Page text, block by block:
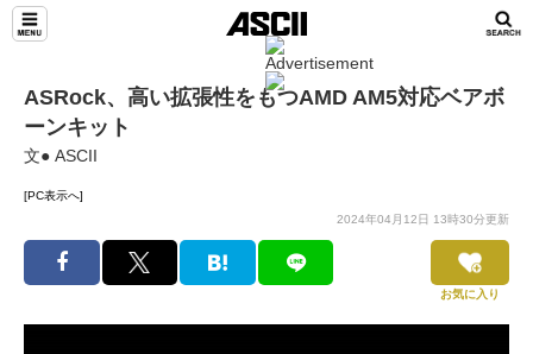
ASRock、高い拡張性をもつAMD AM5対応ベアボ
ーンキット
文● ASCII
[PC表示へ]
2024年04月12日 13時30分更新
お気に入り